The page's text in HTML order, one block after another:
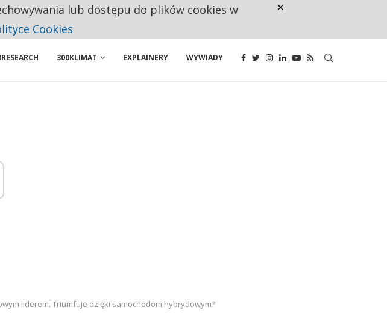
POLSKI
300KLIMAT EXPLAINERY WYWIADY
liderem. Triumfuje dzięki samochodom hybrydowym?
lub dostępu do plików cookies w
Cookies
×